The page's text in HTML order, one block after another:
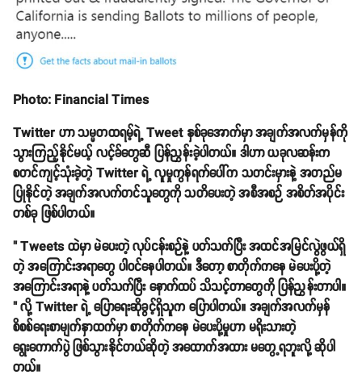
Photo: Financial Times
Twitter ဟာ သမ္မတထရမ့်ရဲ့ Tweet နှစ်ခုအောက်မှာ အချက်အလက်မှန်ကို
သွားကြည့်နိုင်မယ့် လင့်ခ်တွေဆီ ပြန်ညွှန်းခဲ့ပါတယ်။ ဒါဟာ ယခုလဆန်းက
စတင်ကျင့်သုံးခဲ့တဲ့ Twitter ရဲ့ လူမှုကွန်ရက်ပေါ်က သတင်းမှားနဲ့ အတည်မ
ပြုနိုင်တဲ့ အချက်အလက်တင်သူတွေကို သတိပေးတဲ့ အစီအစဉ် အစိတ်အပိုင်း
တစ်ခု ဖြစ်ပါတယ်။
" Tweets ထဲမှာ မဲပေးတဲ့ လုပ်ငန်းစဉ်နဲ့ ပတ်သက်ပြီး အထင်အမြင်လွဲဖွယ်ရှိ
တဲ့ အကြောင်းအရာတွေ ပါဝင်နေပါတယ်။ ဒီတော့ စာတိုက်ကနေ မဲပေးပို့တဲ့
အကြောင်းအရာနဲ့ ပတ်သက်ပြီး နောက်ထပ် သိသင့်တာတွေကို ပြန်ညွှန်းတာပါ။
" လို့ Twitter ရဲ့ ပြောရေးဆိုခွင့်ရှိသူက ပြောပါတယ်။ အချက်အလက်မှန်
စိစစ်ရေးစာမျက်နှာထက်မှာ စာတိုက်ကနေ မဲပေးပို့မှုဟာ မရိုးသားတဲ့
ရွေးကောက်ပွဲ ဖြစ်သွားနိုင်တယ်ဆိုတဲ့ အထောက်အထား မတွေ့ရဘူးလို့ ဆိုပါ
တယ်။